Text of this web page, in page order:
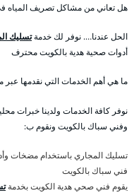
هل تعاني من مشاكل تصريف المياه
الحل عندنا…. نوفر لك خدمةتسليك
أدوات صحية هدية بالكويت محترف
ما هي أهم الخدمات التي نقدمها
نوفر كافة الخدمات ولدينا خبرات
وفني سباك بالكويت ونقوم ب:
تسليك المجاري باستخدام مضخات
فني سباك بالكويت
يقوم فني صحي هدية الكويت بخدمة